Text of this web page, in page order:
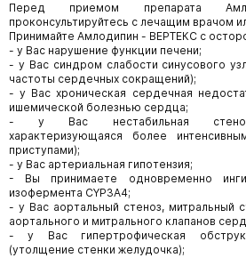
Перед приемом препарата
проконсультируйтесь с лечащим врачом
Принимайте Амлодипин - ВЕРТЕКС с
- у Вас нарушение функции печени;
- у Вас синдром слабости синусового
частоты сердечных сокращений);
- у Вас хроническая сердечная
ишемической болезнью сердца;
- у Вас нестабильная
характеризующаяся более
приступами);
- у Вас артериальная гипотензия;
- Вы принимаете одновременно
изофермента CYP3А4;
- у Вас аортальный стеноз, митральный
аортального и митрального клапанов
- у Вас гипертрофическая
(утолщение стенки желудочка);